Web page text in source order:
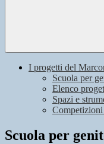
I progetti del
Scuola per
Elenco
Spazi e
Scuola per